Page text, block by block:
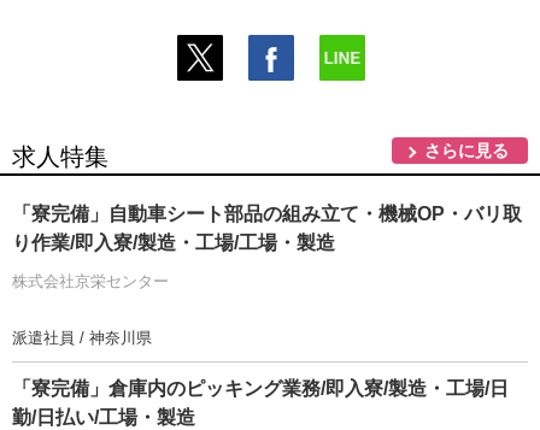
求人特集 さらに見る
「寮完備」自動車シート部品の組み立て・機械OP・バリ取
り作業/即入寮/製造・工場/工場・製造
株式会社京栄センター
派遣社員 / 神奈川県
「寮完備」倉庫内のピッキング業務/即入寮/製造・工場/日
勤/日払い/工場・製造